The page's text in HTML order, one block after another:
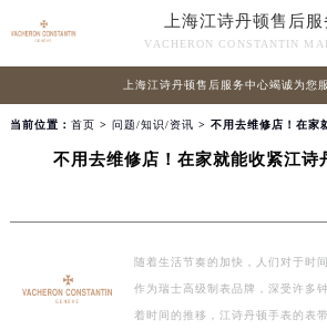
上海江诗丹顿售后
VACHERON CONSTANTIN
上海江诗丹顿售后服务中心竭诚为您
当前位置： 首页 > 问题/知识/资讯 > 不用去维修店！在家
不用去维修店！在家就能收紧江诗
随着生活节奏的加快，人们对于时
作为瑞士高级制表品牌，深受许多
着时间的推移，江诗丹顿手表的表